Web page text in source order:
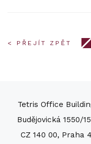
< PŘEJÍT ZPĚT
Tetris Office
Budějovická 1550/
CZ 140 00, Praha 4